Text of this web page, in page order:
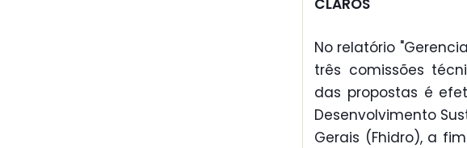
No relatório
três comissões
das propostas é
Desenvolvimento
Gerais (Fhidro), a